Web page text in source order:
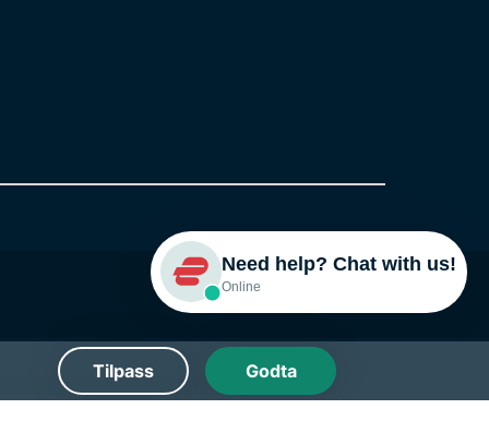
Need help? Chat with us!
Online